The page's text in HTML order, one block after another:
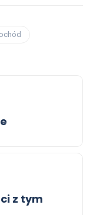
z tym